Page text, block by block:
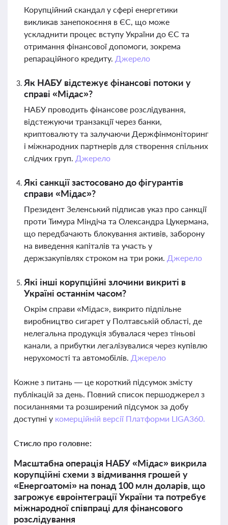
Корупційний скандал у сфері енергетики
викликав занепокоєння в ЄС, що може
ускладнити процес вступу України до ЄС та
отримання фінансової допомоги, зокрема
репараційного кредиту. Джерело
Як НАБУ відстежує фінансові потоки у
справі «Мідас»?
НАБУ проводить фінансове розслідування,
відстежуючи транзакції через банки,
криптовалюту та залучаючи Держфінмоніторинг
і міжнародних партнерів для створення спільних
слідчих груп. Джерело
Які санкції застосовано до фігурантів
справи «Мідас»?
Президент Зеленський підписав указ про санкції
проти Тимура Міндіча та Олександра Цукермана,
що передбачають блокування активів, заборону
на виведення капіталів та участь у
держзакупівлях строком на три роки. Джерело
Які інші корупційні злочини викриті в
Україні останнім часом?
Окрім справи «Мідас», викрито підпільне
виробництво сигарет у Полтавській області, де
нелегальна продукція збувалася через тіньові
канали, а прибутки легалізувалися через купівлю
нерухомості та автомобілів. Джерело
Кожне з питань — це короткий підсумок змісту
публікацій за день. Повний список першоджерел з
посиланнями та розширений підсумок за добу
доступні у комерційній версії Платформи LIGA360.
Стисло про головне:
Масштабна операція НАБУ «Мідас» викрила
корупційні схеми з відмивання грошей у
«Енергоатомі» на понад 100 млн доларів, що
загрожує євроінтеграції України та потребує
міжнародної співпраці для фінансового
розслідування